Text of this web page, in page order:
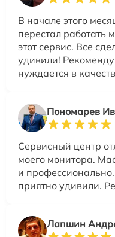
В начале этого
перестал работать
этот сервис. Все
удивили!
нуждается в
Пономарев
Сервисный центр
моего монитора.
и
приятно удивили.
Лапшин